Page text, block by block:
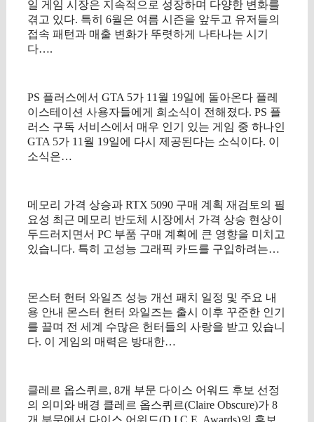
일 게임 시장은 지속적으로 성장하며 다양한 변화를
겪고 있다. 특히 6월은 여름 시즌을 앞두고 유저들의
접속 패턴과 매출 변화가 뚜렷하게 나타나는 시기
다….
PS 플러스에서 GTA 5가 11월 19일에 돌아온다 플레
이스테이션 사용자들에게 희소식이 전해졌다. PS 플
러스 구독 서비스에서 매우 인기 있는 게임 중 하나인
GTA 5가 11월 19일에 다시 제공된다는 소식이다. 이
소식은…
메모리 가격 상승과 RTX 5090 구매 계획 재검토의 필
요성 최근 메모리 반도체 시장에서 가격 상승 현상이
두드러지면서 PC 부품 구매 계획에 큰 영향을 미치고
있습니다. 특히 고성능 그래픽 카드를 구입하려는…
몬스터 헌터 와일즈 성능 개선 패치 일정 및 주요 내
용 안내 몬스터 헌터 와일즈는 출시 이후 꾸준한 인기
를 끌며 전 세계 수많은 헌터들의 사랑을 받고 있습니
다. 이 게임의 매력은 방대한…
클레르 옵스퀴르, 8개 부문 다이스 어워드 후보 선정
의 의미와 배경 클레르 옵스퀴르(Claire Obscure)가 8
개 부문에서 다이스 어워드(D.I.C.E. Awards)의 후보